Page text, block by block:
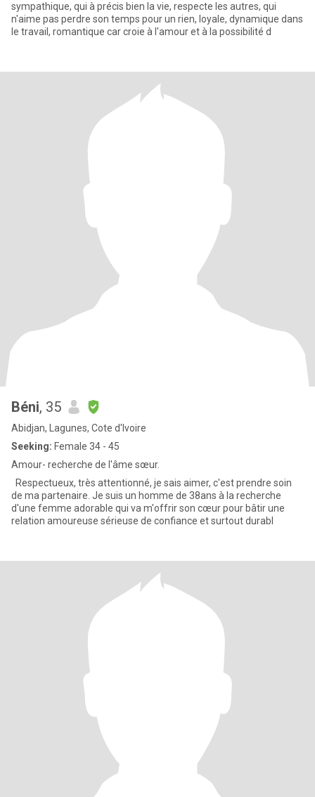
sympathique, qui à précis bien la vie, respecte les autres, qui
n'aime pas perdre son temps pour un rien, loyale, dynamique dans
le travail, romantique car croie à l'amour et à la possibilité d
Béni, 35
Abidjan, Lagunes, Cote d'Ivoire
Seeking: Female 34 - 45
Amour- recherche de l'âme sœur.
Respectueux, très attentionné, je sais aimer, c'est prendre soin
de ma partenaire. Je suis un homme de 38ans à la recherche
d'une femme adorable qui va m'offrir son cœur pour bâtir une
relation amoureuse sérieuse de confiance et surtout durabl